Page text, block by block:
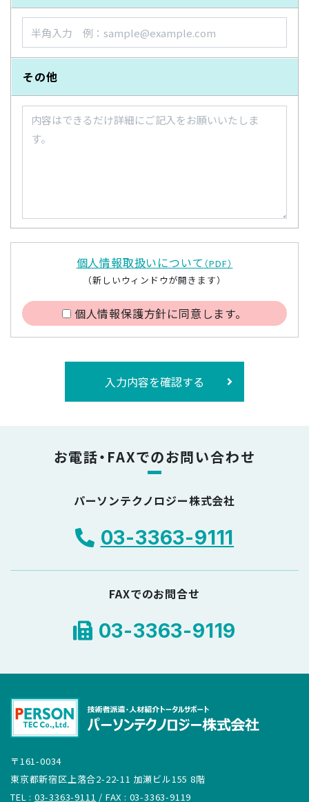
その他
個人情報取扱いについて （PDF）
（新しいウィンドウが開きます）
個人情報保護方針に同意します。
入力内容を確認する
お電話・FAXでのお問い合わせ
パーソンテクノロジー株式会社
03-3363-9111
FAXでのお問合せ
03-3363-9119
〒161-0034
東京都新宿区上落合2-22-11 加瀬ビル155 8階
TEL : 03-3363-9111 / FAX : 03-3363-9119